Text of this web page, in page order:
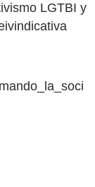
LGTBI y